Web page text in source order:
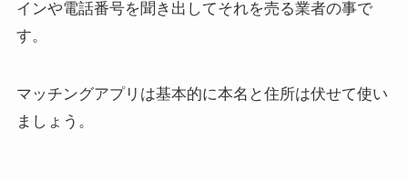
インや電話番号を聞き出してそれを売る業者の事で
す。
マッチングアプリは基本的に本名と住所は伏せて使い
ましょう。